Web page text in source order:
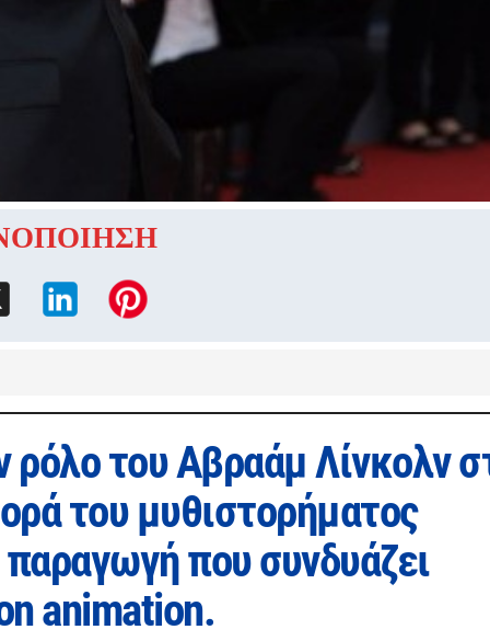
ρόλο του Αβραάμ Λίνκολν
του μυθιστορήματος
που συνδυάζει
animation.